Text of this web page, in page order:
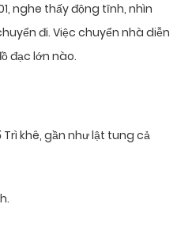
nghe thấy động tĩnh, nhìn
đi. Việc chuyển nhà diễn
đạc lớn nào.
khê, gần như lật tung cả